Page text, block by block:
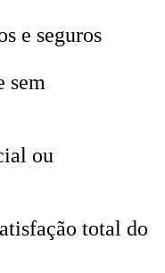
e seguros
sem
ou
total do